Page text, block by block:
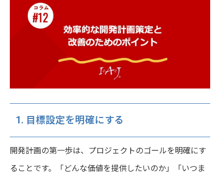
1. 目標設定を明確にする
開発計画の第一歩は、プロジェクトのゴールを明確にす
ることです。「どんな価値を提供したいのか」「いつま